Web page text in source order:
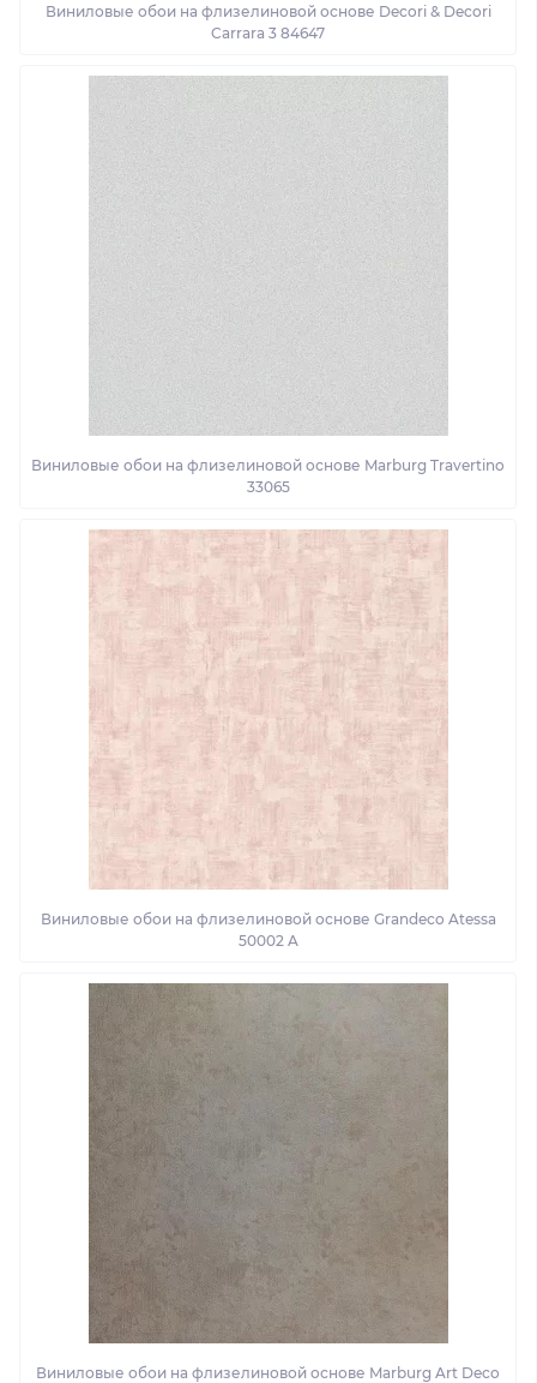
Виниловые обои на флизелиновой основе Decori & Decori
Carrara 3 84647
Виниловые обои на флизелиновой основе Marburg Travertino
33065
Виниловые обои на флизелиновой основе Grandeco Atessa
50002 A
Виниловые обои на флизелиновой основе Marburg Art Deco